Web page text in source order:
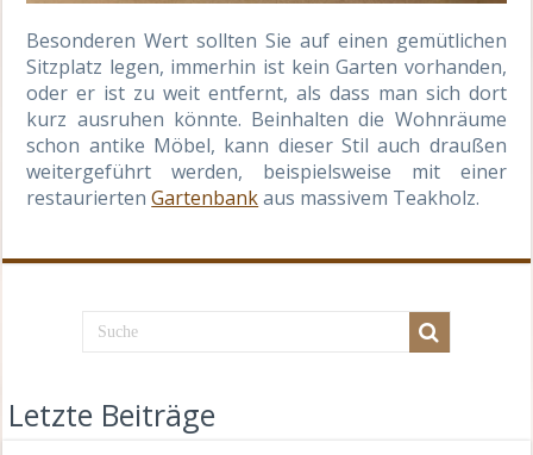
Besonderen Wert sollten Sie auf einen gemütlichen
Sitzplatz legen, immerhin ist kein Garten vorhanden,
oder er ist zu weit entfernt, als dass man sich dort
kurz ausruhen könnte. Beinhalten die Wohnräume
schon antike Möbel, kann dieser Stil auch draußen
weitergeführt werden, beispielsweise mit einer
restauriertenGartenbankaus massivem Teakholz.
Letzte Beiträge